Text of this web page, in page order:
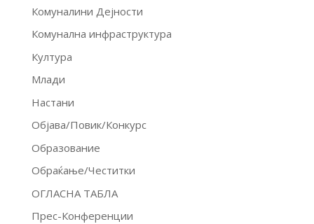
Комуналини Дејности
Комунална инфраструктура
Култура
Млади
Настани
Објава/Повик/Конкурс
Образование
Обраќање/Честитки
ОГЛАСНА ТАБЛА
Прес-Конференции